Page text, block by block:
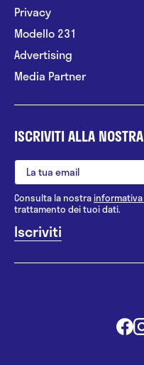
Privacy
Modello 231
Advertising
Media Partner
ISCRIVITI ALLA
Consulta la nostra
trattamento dei tuoi dati.